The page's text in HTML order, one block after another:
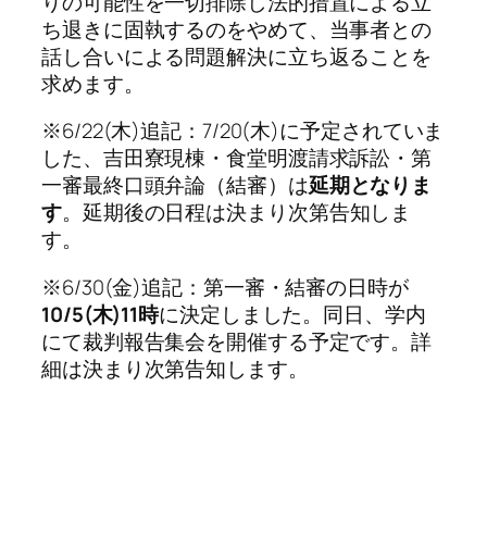
ち退きに固執するのをやめて、当事者との
話し合いによる問題解決に立ち返ることを
求めます。
※6/22(木)追記：7/20(木)に予定されていま
した、吉田寮現棟・食堂明渡請求訴訟・第
一審最終口頭弁論（結審）は延期となりま
す。延期後の日程は決まり次第告知しま
す。
※6/30(金)追記：第一審・結審の日時が
10/5(木)11時に決定しました。同日、学内
にて裁判報告集会を開催する予定です。詳
細は決まり次第告知します。